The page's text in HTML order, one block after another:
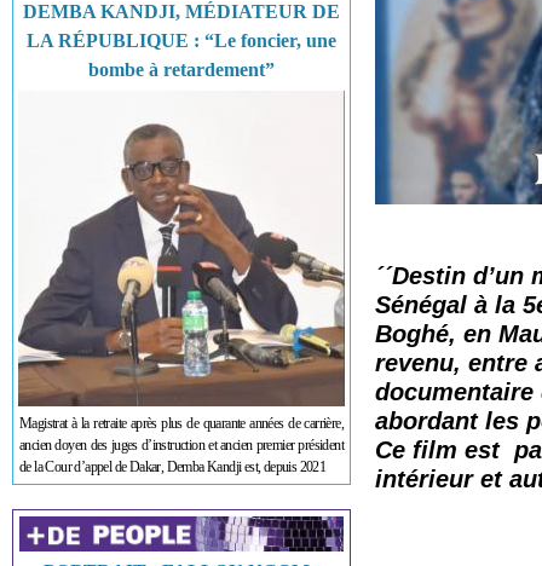
DEMBA KANDJI, MÉDIATEUR DE
LA RÉPUBLIQUE : “Le foncier, une
bombe à retardement”
Magistrat à la retraite après plus de quarante années de carrière,
ancien doyen des juges d’instruction et ancien premier président
de la Cour d’appel de Dakar, Demba Kandji est, depuis 2021
´´Destin
Sénégal à la 5
Boghé, en
revenu, entre
abordant les
Ce film est
intérieur et